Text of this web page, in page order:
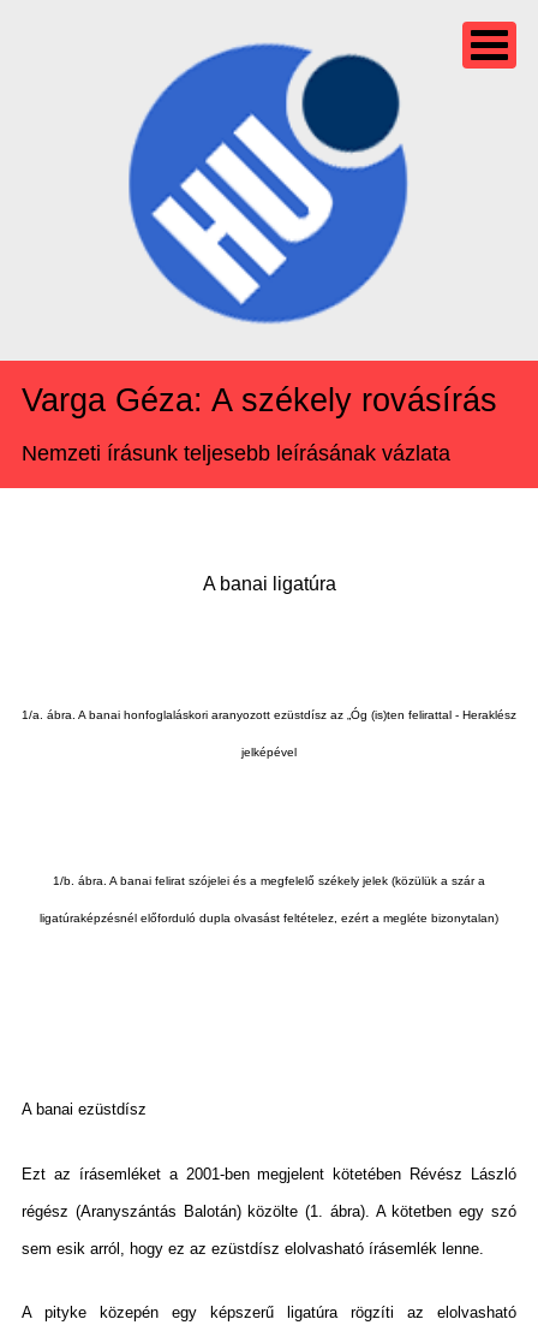
Varga Géza: A székely rovásírás
Nemzeti írásunk teljesebb leírásának vázlata
A banai ligatúra
1/a. ábra. A banai honfoglaláskori aranyozott ezüstdísz az „Óg (is)ten felirattal - Heraklész
jelképével
1/b. ábra. A banai felirat szójelei és a megfelelő székely jelek (közülük a szár a
ligatúraképzésnél előforduló dupla olvasást feltételez, ezért a megléte bizonytalan)
A banai ezüstdísz
Ezt az írásemléket a 2001-ben megjelent kötetében Révész László
régész (Aranyszántás Balotán) közölte (1. ábra). A kötetben egy szó
sem esik arról, hogy ez az ezüstdísz elolvasható írásemlék lenne.
A pityke közepén egy képszerű ligatúra rögzíti az elolvasható